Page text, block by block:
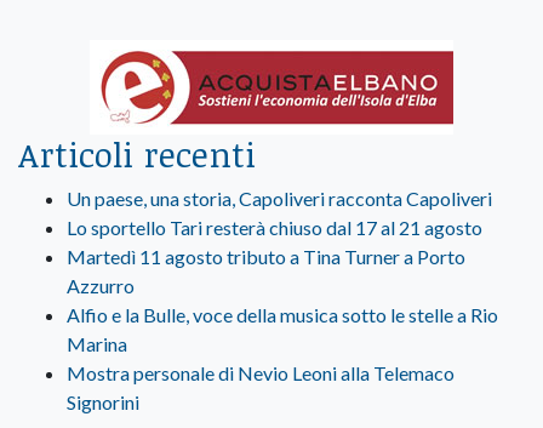
Articoli recenti
Un paese, una storia, Capoliveri racconta Capoliveri
Lo sportello Tari resterà chiuso dal 17 al 21 agosto
Martedì 11 agosto tributo a Tina Turner a Porto
Azzurro
Alfio e la Bulle, voce della musica sotto le stelle a Rio
Marina
Mostra personale di Nevio Leoni alla Telemaco
Signorini